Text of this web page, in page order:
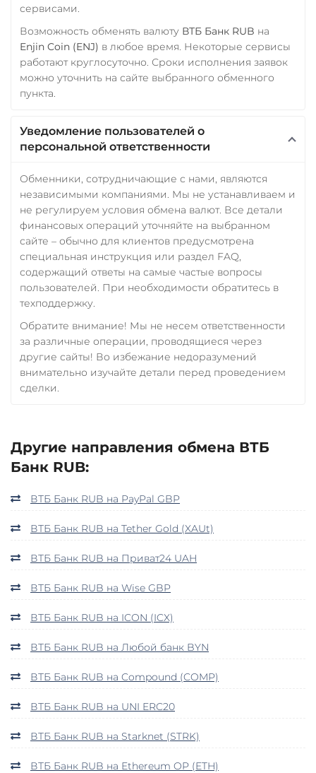
сервисами.
Возможность обменять валюту ВТБ Банк RUB на
Enjin Coin (ENJ) в любое время. Некоторые сервисы
работают круглосуточно. Сроки исполнения заявок
можно уточнить на сайте выбранного обменного
пункта.
Уведомление пользователей о
персональной ответственности
Обменники, сотрудничающие с нами, являются
независимыми компаниями. Мы не устанавливаем и
не регулируем условия обмена валют. Все детали
финансовых операций уточняйте на выбранном
сайте – обычно для клиентов предусмотрена
специальная инструкция или раздел FAQ,
содержащий ответы на самые частые вопросы
пользователей. При необходимости обратитесь в
техподдержку.
Обратите внимание! Мы не несем ответственности
за различные операции, проводящиеся через
другие сайты! Во избежание недоразумений
внимательно изучайте детали перед проведением
сделки.
Другие направления обмена ВТБ
Банк RUB:
ВТБ Банк RUB на PayPal GBP
ВТБ Банк RUB на Tether Gold (XAUt)
ВТБ Банк RUB на Приват24 UAH
ВТБ Банк RUB на Wise GBP
ВТБ Банк RUB на ICON (ICX)
ВТБ Банк RUB на Любой банк BYN
ВТБ Банк RUB на Compound (COMP)
ВТБ Банк RUB на UNI ERC20
ВТБ Банк RUB на Starknet (STRK)
ВТБ Банк RUB на Ethereum OP (ETH)